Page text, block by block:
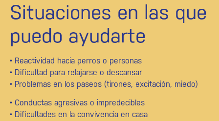
Situaciones en las que
puedo ayudarte
• Reactividad hacia perros o personas
• Dificultad para relajarse o descansar
• Problemas en los paseos (tirones, excitación, miedo)
• Conductas agresivas o impredecibles
• Dificultades en la convivencia en casa